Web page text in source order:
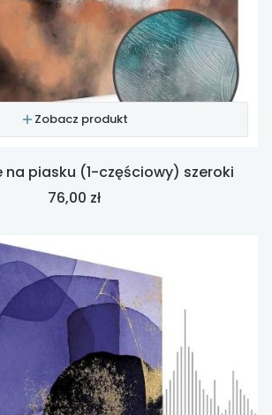
Zobacz produkt
na piasku (1-częściowy) szeroki
Cena
76,00 zł